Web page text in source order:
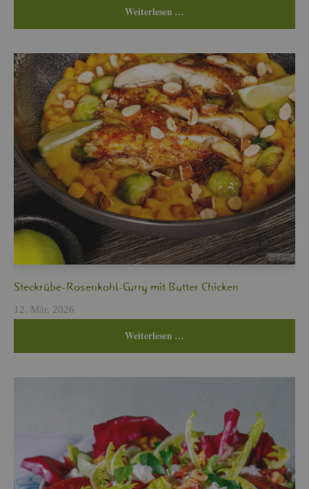
Wei­ter­le­sen …
Steck­rü­be-Ro­sen­kohl-Curry mit But­ter Chi­cken
12. Mär, 2026
Wei­ter­le­sen …